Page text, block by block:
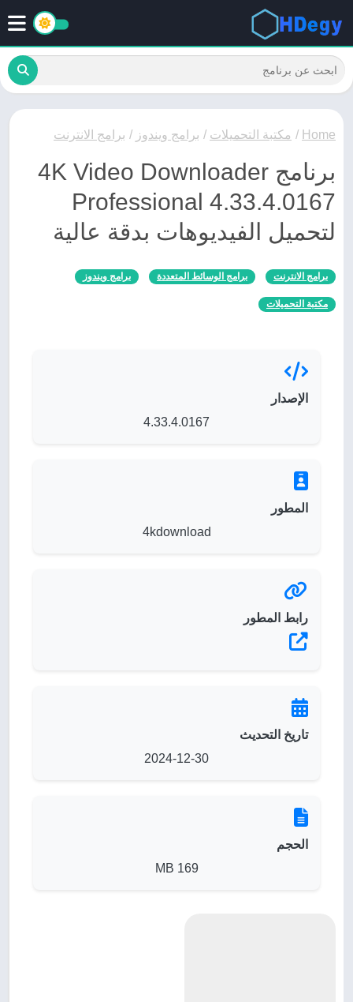
Home
/ مكتبة التحميلات / برامج ويندوز / برامج الانترنت
برنامج 4K Video Downloader
Professional 4.33.4.0167
لتحميل الفيديوهات بدقة عالية
برامج الانترنت برامج الوسائط المتعددة برامج ويندوز
مكتبة التحميلات
الإصدار
4.33.4.0167
المطور
4kdownload
رابط المطور
تاريخ التحديث
2024-12-30
الحجم
169 MB